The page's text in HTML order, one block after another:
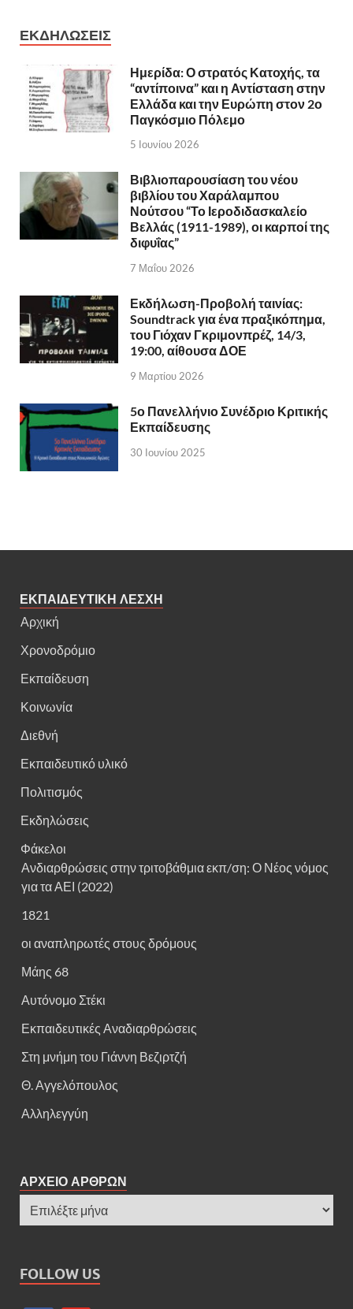
ΕΚΔΗΛΩΣΕΙΣ
Ημερίδα: Ο στρατός Κατοχής, τα
“αντίποινα” και η Αντίσταση στην
Ελλάδα και την Ευρώπη στον 2ο
Παγκόσμιο Πόλεμο
5 Ιουνίου 2026
Βιβλιοπαρουσίαση του νέου
βιβλίου του Χαράλαμπου
Νούτσου “Το Ιεροδιδασκαλείο
Βελλάς (1911-1989), οι καρποί της
διφυΐας”
7 Μαΐου 2026
Εκδήλωση-Προβολή ταινίας:
Soundtrack για ένα πραξικόπημα,
του Γιόχαν Γκριμονπρέζ, 14/3,
19:00, αίθουσα ΔΟΕ
9 Μαρτίου 2026
5ο Πανελλήνιο Συνέδριο Κριτικής
Εκπαίδευσης
30 Ιουνίου 2025
ΕΚΠΑΙΔΕΥΤΙΚΗ ΛΕΣΧΗ
Αρχική
Χρονοδρόμιο
Εκπαίδευση
Κοινωνία
Διεθνή
Εκπαιδευτικό υλικό
Πολιτισμός
Εκδηλώσεις
Φάκελοι
Ανδιαρθρώσεις στην τριτοβάθμια εκπ/ση: Ο Νέος νόμος
για τα ΑΕΙ (2022)
1821
οι αναπληρωτές στους δρόμους
Μάης 68
Αυτόνομο Στέκι
Εκπαιδευτικές Αναδιαρθρώσεις
Στη μνήμη του Γιάννη Βεζιρτζή
Θ. Αγγελόπουλος
Αλληλεγγύη
ΑΡΧΕΙΟ ΑΡΘΡΩΝ
FOLLOW US